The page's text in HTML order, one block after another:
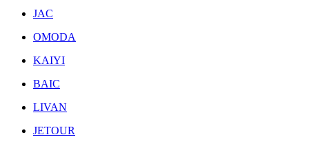
JAC
OMODA
KAIYI
BAIC
LIVAN
JETOUR